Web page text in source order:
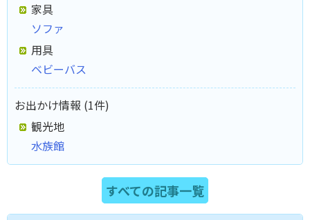
家具
ソファ
用具
ベビーバス
お出かけ情報 (1件)
観光地
水族館
すべての記事一覧